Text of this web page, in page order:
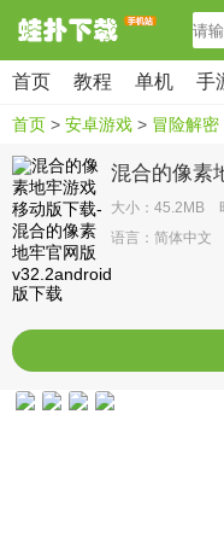
首页 教程 单机 手
首页 > 安卓游戏 > 冒险解密
混合的像素
大小：45.2MB
语言：简体中文